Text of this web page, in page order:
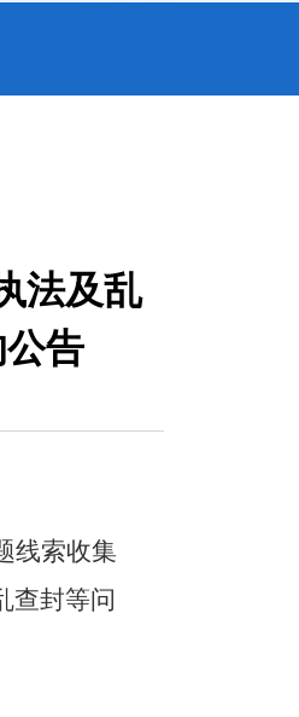
法及乱
告
线索收集
查封等问